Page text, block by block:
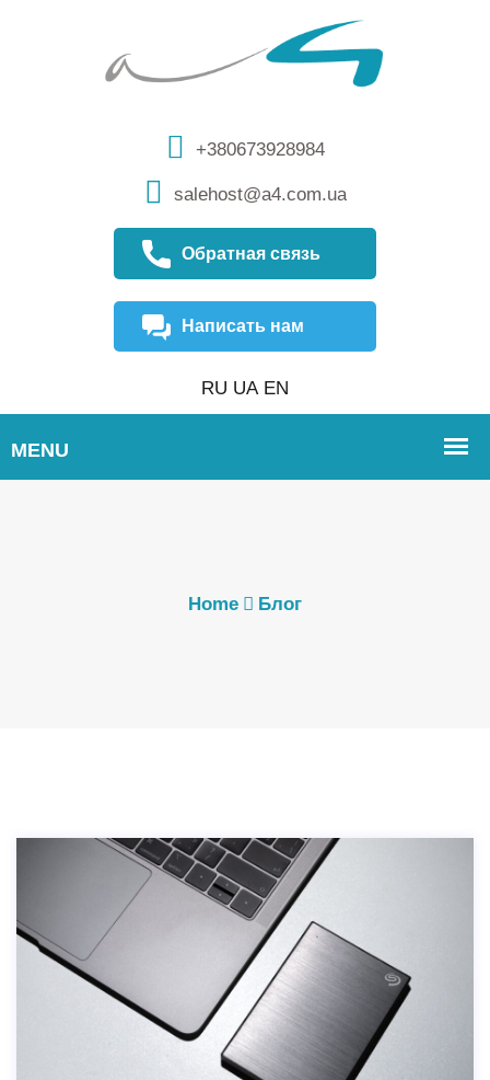
+380673928984
salehost@a4.com.ua
Обратная связь
Написать нам
RU UA EN
Home Блог